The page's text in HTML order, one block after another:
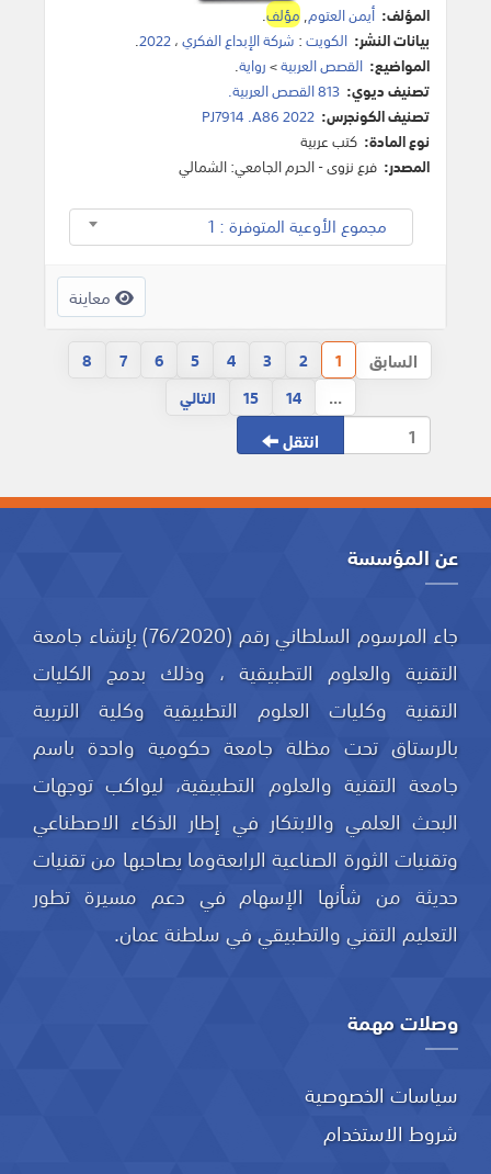
المؤلف: أيمن العتوم,مؤلف.
بيانات النشر: الكويت: شركة الإبداع الفكري،2022
.
المواضيع: القصص العربية>رواية.
تصنيف ديوي: 813 القصص العربية.
تصنيف الكونجرس: PJ7914 .A86 2022
نوع المادة: كتب عربية
المصدر: فرع نزوى - الحرم الجامعي: الشمالي
مجموع الأوعية المتوفرة : 1
معاينة
السابق 1
2
3
4
5
6
7
8
...
14
15 التالي
انتقل
عن المؤسسة
جاء المرسوم السلطاني رقم (76/2020) بإنشاء جامعة
التقنية والعلوم التطبيقية ، وذلك بدمج الكليات
التقنية وكليات العلوم التطبيقية وكلية التربية
بالرستاق تحت مظلة جامعة حكومية واحدة باسم
جامعة التقنية والعلوم التطبيقية، ليواكب توجهات
البحث العلمي والابتكار في إطار الذكاء الاصطناعي
وتقنيات الثورة الصناعية الرابعةوما يصاحبها من تقنيات
حديثة من شأنها الإسهام في دعم مسيرة تطور
التعليم التقني والتطبيقي في سلطنة عمان.
وصلات مهمة
سياسات الخصوصية
شروط الاستخدام